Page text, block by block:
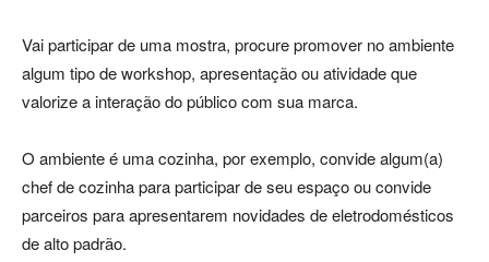
Vai participar de uma mostra, procure promover no ambiente
algum tipo de workshop, apresentação ou atividade que
valorize a interação do público com sua marca.
O ambiente é uma cozinha, por exemplo, convide algum(a)
chef de cozinha para participar de seu espaço ou convide
parceiros para apresentarem novidades de eletrodomésticos
de alto padrão.